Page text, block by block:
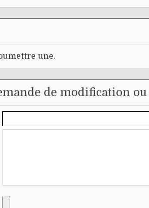
une.
de modification ou